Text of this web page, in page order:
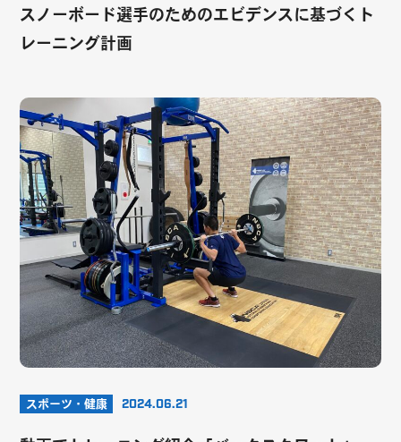
スノーボード選手のためのエビデンスに基づくト
レーニング計画
スポーツ・健康 2024.06.21